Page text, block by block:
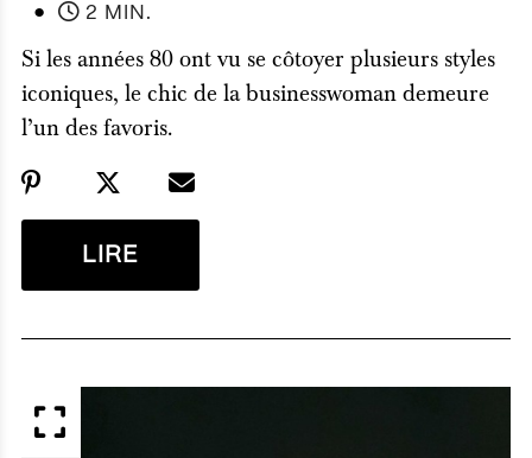
●
2 MIN.
Si les années 80 ont vu se côtoyer plusieurs styles
iconiques, le chic de la businesswoman demeure
l’un des favoris.
LIRE
APERÇU